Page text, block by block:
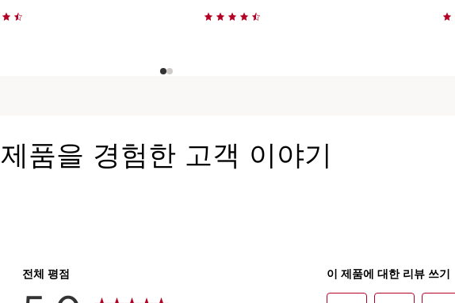
제품을 경험한 고객 이야기